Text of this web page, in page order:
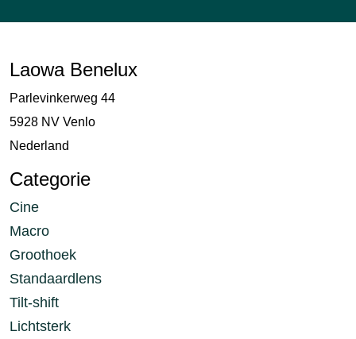
Laowa Benelux
Parlevinkerweg 44
5928 NV Venlo
Nederland
Categorie
Cine
Macro
Groothoek
Standaardlens
Tilt-shift
Lichtsterk